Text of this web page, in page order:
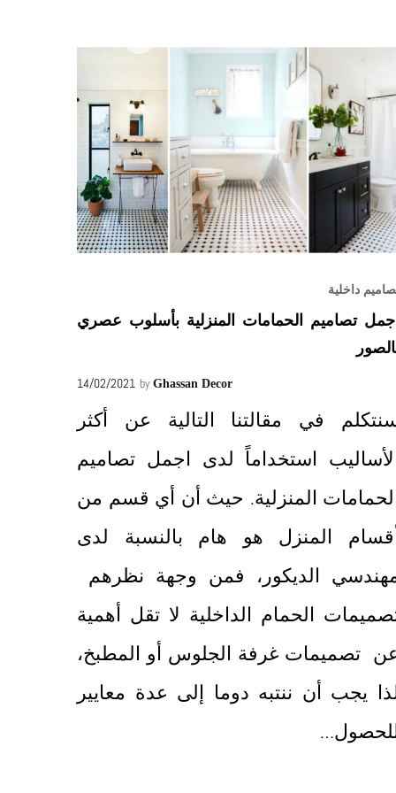
داخلية
اجمل تصاميم الحمامات المنزلية بأسلوب عصري
14/02/2021 by Ghassan Decor
في مقالتنا التالية عن أكثر
استخداماً لدى اجمل تصاميم
المنزلية. حيث أن أي قسم من
المنزل هو هام بالنسبة لدى
الديكور، فمن وجهة نظرهم
الحمام الداخلية لا تقل أهمية
تصميمات غرفة الجلوس أو المطبخ،
يجب أن ننتبه دوما إلى عدة معايير